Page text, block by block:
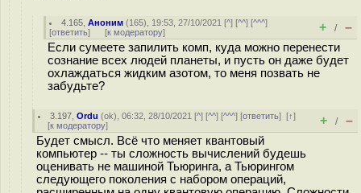
4.165 ,Аноним (165), 19:53, 27/10/2021 [^] [^^] [^^^]
[ответить] [к модератору] + / –
Если сумеете запилить комп, куда можно перенести
сознание всех людей планеты, и пусть он даже будет
охлаждаться жидким азотом, то меня позвать не
забудьте?
3.197 ,Ordu (ok), 06:32, 28/10/2021 [^] [^^] [^^^] [ответить][↑]
[к модератору] + / –
Будет смысл. Всё что меняет квантовый
компьютер -- ты сложность вычислений будешь
оценивать не машиной Тьюринга, а Тьюрингом
следующего поколения с набором операций,